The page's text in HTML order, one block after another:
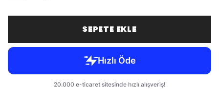
SEPETE EKLE